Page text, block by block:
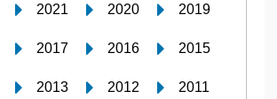
2021 2020 2019
2017 2016 2015
2013 2012 2011